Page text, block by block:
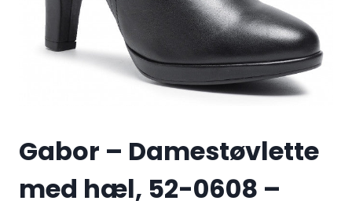
Gabor – Damestøvlette
med hæl, 52-0608 –